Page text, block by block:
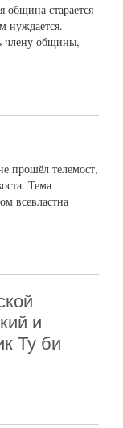
община старается
нуждается.
члену общины,
прошёл телемост,
Тема
всевластна
и
Ту би